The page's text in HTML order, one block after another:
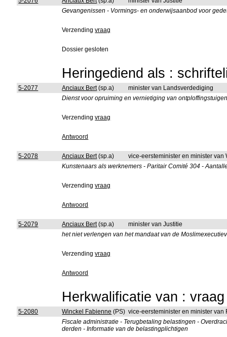
Gevangenissen - Vormings- en onderwijsaanbod voor
Verzendingvraag
Dossier gesloten
Heringediend als :
5-2077 Anciaux Bert(sp.a)
minister van Landsverdediging
Dienst voor opruiming en vernietiging van
Verzendingvraag
Antwoord
5-2078 Anciaux Bert(sp.a)
vice-eersteminister en minister
Kunstenaars als werknemers - Paritair Comité 304 -
Verzendingvraag
Antwoord
5-2079 Anciaux Bert(sp.a)
minister van Justitie
het niet verlengen van het mandaat van de
Verzendingvraag
Antwoord
Herkwalificatie van :
5-2080 Winckel Fabienne (PS) vice-eersteminister en minister
Fiscale administratie - Terugbetaling belastingen -
derden - Informatie van de belastingplichtigen